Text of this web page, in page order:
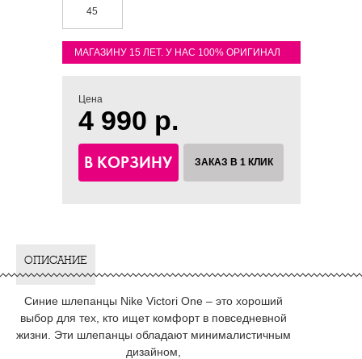
45
МАГАЗИНУ 15 ЛЕТ. У НАС 100% ОРИГИНАЛ
Цена
4 990 р.
В КОРЗИНУ ЗАКАЗ В 1 КЛИК
ОПИСАНИЕ
Синие шлепанцы Nike Victori One – это хороший
выбор для тех, кто ищет комфорт в повседневной
жизни. Эти шлепанцы обладают минималистичным
дизайном,